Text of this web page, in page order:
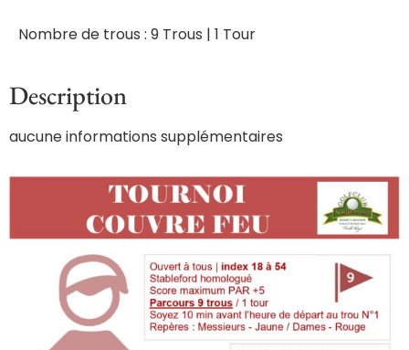
Nombre de trous : 9 Trous | 1 Tour
Description
aucune informations supplémentaires